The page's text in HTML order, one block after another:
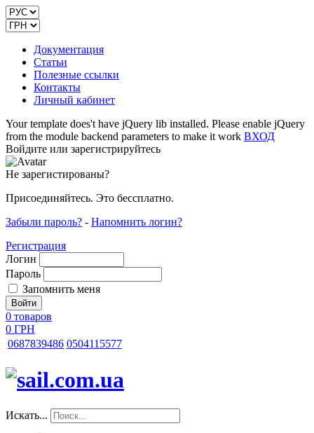
Документация
Статьи
Полезные ссылки
Контакты
Личный кабинет
Your template does't have jQuery lib installed. Please enable jQuery
from the module backend parameters to make it work ВХОД
Войдите или зарегистрируйтесь
Не зарегистированы?
Присоединяйтесь. Это бессплатно.
Забыли пароль? - Напомнить логин?
Регистрация
Логин
Пароль
Запомнить меня
0 товаров
0 ГРН
0687839486 0504115577
Искать...